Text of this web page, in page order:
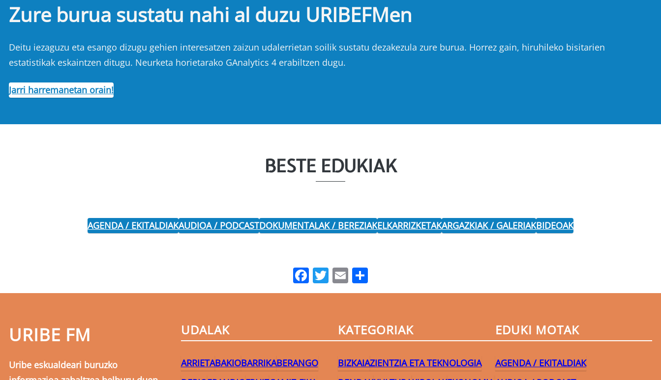
Zure burua sustatu nahi al duzu URIBEFMen
Deitu iezaguzu eta esango dizugu gehien interesatzen zaizun udalerrietan soilik sustatu dezakezula zure burua. Horrez gain, hiruhileko bisitarien
estatistikak eskaintzen ditugu. Neurketa horietarako GAnalytics 4 erabiltzen dugu.
Jarri harremanetan orain!
BESTE EDUKIAK
AGENDA / EKITALDIAKAUDIOA / PODCASTDOKUMENTALAK / BEREZIAKELKARRIZKETAKARGAZKIAK / GALERIAKBIDEOAK
Facebook
Twitter
Email
URIBE FM
Uribe eskualdeari buruzko
UDALAK
ARRIETABAKIOBARRIKABERANGO
KATEGORIAK
BIZKAIAZIENTZIA ETA TEKNOLOGIA
EDUKI MOTAK
AGENDA / EKITALDIAK